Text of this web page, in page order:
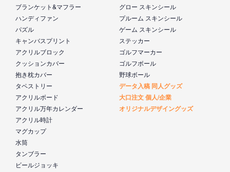
ブランケット&マフラー
ハンディファン
パズル
キャンバスプリント
アクリルブロック
クッションカバー
抱き枕カバー
タペストリー
アクリルボード
アクリル万年カレンダー
アクリル時計
マグカップ
水筒
タンブラー
ビールジョッキ
グロー スキンシール
プルーム スキンシール
ゲーム スキンシール
ステッカー
ゴルフマーカー
ゴルフボール
野球ボール
データ入稿 同人グッズ
大口注文 個人/企業
オリジナルデザイングッズ